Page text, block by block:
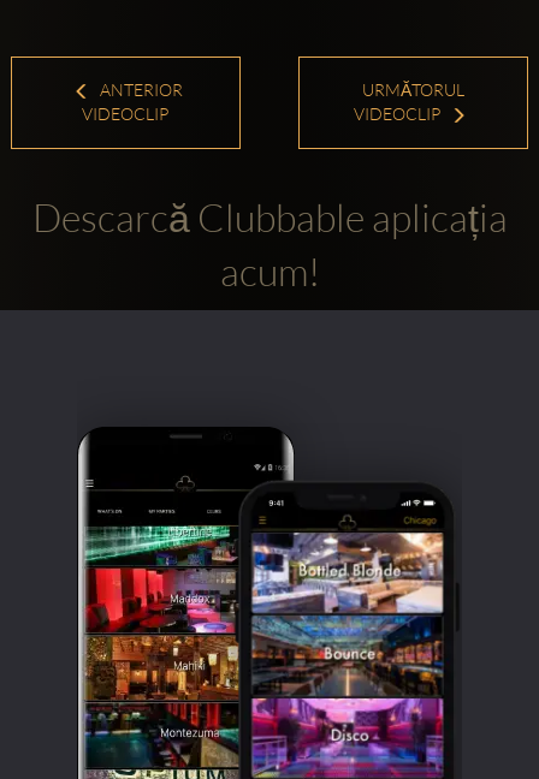
ANTERIOR
VIDEOCLIP
URMĂTORUL
VIDEOCLIP
Descarcă Clubbable aplicația
acum!